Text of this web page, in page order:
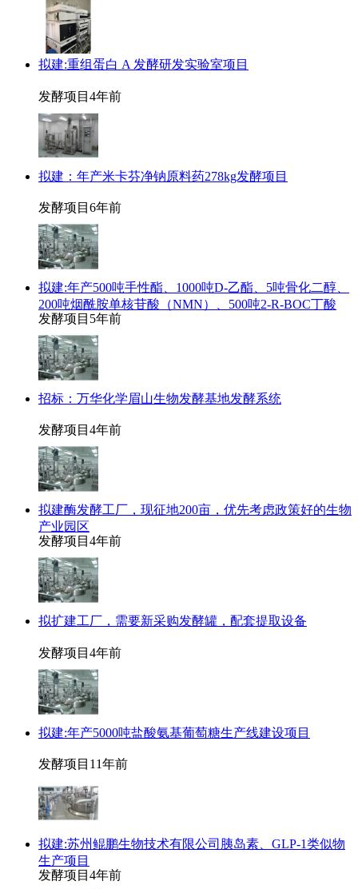
拟建:重组蛋白 A 发酵研发实验室项目
发酵项目 4年前
拟建：年产米卡芬净钠原料药278kg发酵项目
发酵项目 6年前
拟建:年产500吨手性酯、1000吨D-乙酯、5吨骨化二醇、
200吨烟酰胺单核苷酸（NMN）、500吨2-R-BOC丁酸
发酵项目 5年前
招标：万华化学眉山生物发酵基地发酵系统
发酵项目 4年前
拟建酶发酵工厂，现征地200亩，优先考虑政策好的生物
产业园区
发酵项目 4年前
拟扩建工厂，需要新采购发酵罐，配套提取设备
发酵项目 4年前
拟建:年产5000吨盐酸氨基葡萄糖生产线建设项目
发酵项目 11年前
拟建:苏州鲲鹏生物技术有限公司胰岛素、GLP-1类似物
生产项目
发酵项目 4年前